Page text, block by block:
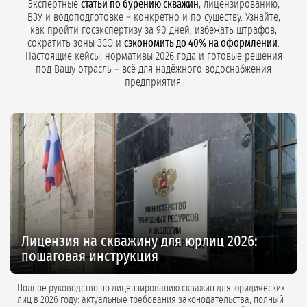
Экспертные статьи по бурению скважин, лицензированию,
ВЗУ и водоподготовке – конкретно и по существу. Узнайте,
как пройти госэкспертизу за 90 дней, избежать штрафов,
сократить зоны ЗСО и сэкономить до 40% на оформлении
Настоящие кейсы, нормативы 2026 года и готовые решения
под Вашу отрасль – всё для надёжного водоснабжения
предприятия.
Лицензия на скважину для юрлиц 2026:
пошаговая инструкция
Полное руководство по лицензированию скважин для юридических
лиц в 2026 году: актуальные требования законодательства, полный